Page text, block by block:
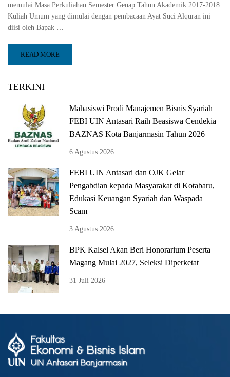
memulai Masa Perkuliahan Semester Genap Tahun Akademik 2017-2018.
Kuliah Umum yang dimulai dengan pembacaan Ayat Suci Alquran ini
diisi oleh Bapak …
READ MORE
TERKINI
Mahasiswi Prodi Manajemen Bisnis Syariah
FEBI UIN Antasari Raih Beasiswa Cendekia
BAZNAS Kota Banjarmasin Tahun 2026
6 Agustus 2026
FEBI UIN Antasari dan OJK Gelar
Pengabdian kepada Masyarakat di Kotabaru,
Edukasi Keuangan Syariah dan Waspada
Scam
3 Agustus 2026
BPK Kalsel Akan Beri Honorarium Peserta
Magang Mulai 2027, Seleksi Diperketat
31 Juli 2026